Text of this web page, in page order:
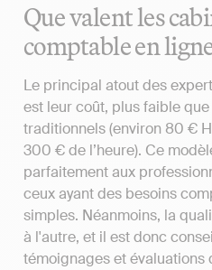
Que valent les
comptable en
Le principal atout des
est leur coût, plus faible
traditionnels (environ 80 €
300 € de l’heure). Ce
parfaitement aux
ceux ayant des besoins
simples. Néanmoins, la
à l'autre, et il est donc
témoignages et